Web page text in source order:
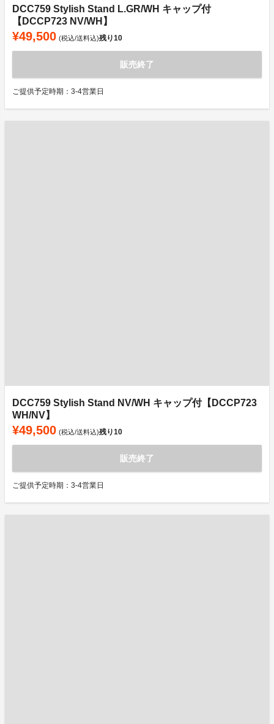
DCC759 Stylish Stand L.GR/WH キャップ付
【DCCP723 NV/WH】
¥49,500 (税込/送料込)残り10
販売終了
ご提供予定時期：3-4営業日
DCC759 Stylish Stand NV/WH キャップ付【DCCP723
WH/NV】
¥49,500 (税込/送料込)残り10
販売終了
ご提供予定時期：3-4営業日